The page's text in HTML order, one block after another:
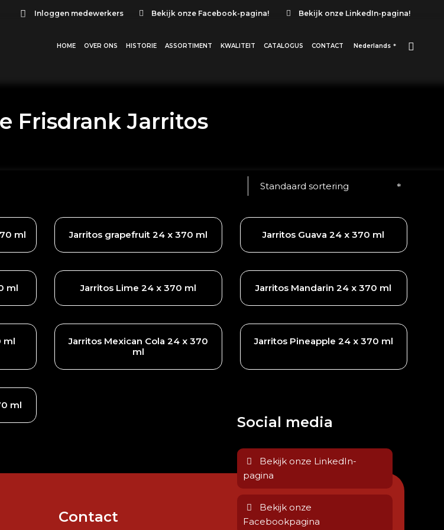
Inloggen medewerkers Bekijk onze Facebook-pagina! Bekijk onze LinkedIn-pagina!
HOME OVER ONS HISTORIE ASSORTIMENT KWALITEIT CATALOGUS CONTACT Nederlands
Frisdrank Jarritos
Standaard sortering
ml Jarritos grapefruit 24 x 370 ml Jarritos Guava 24 x 370 ml
ml Jarritos Lime 24 x 370 ml Jarritos Mandarin 24 x 370 ml
ml
Jarritos Mexican Cola 24 x 370
ml
Jarritos Pineapple 24 x 370 ml
ml
Contact
Social media
Bekijk onze LinkedIn-
pagina
Bekijk onze
Facebookpagina